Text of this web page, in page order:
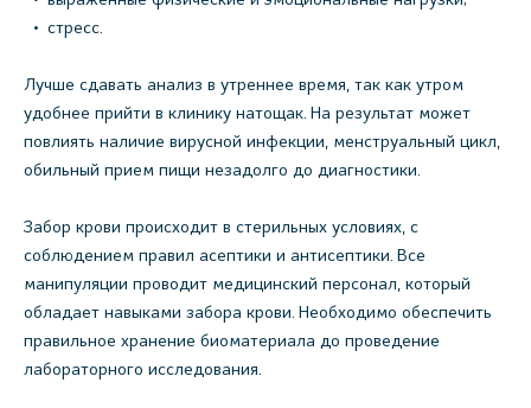
стресс.
Лучше сдавать анализ в утреннее время, так как утром
удобнее прийти в клинику натощак. На результат может
повлиять наличие вирусной инфекции, менструальный цикл,
обильный прием пищи незадолго до диагностики.
Забор крови происходит в стерильных условиях, с
соблюдением правил асептики и антисептики. Все
манипуляции проводит медицинский персонал, который
обладает навыками забора крови. Необходимо обеспечить
правильное хранение биоматериала до проведение
лабораторного исследования.